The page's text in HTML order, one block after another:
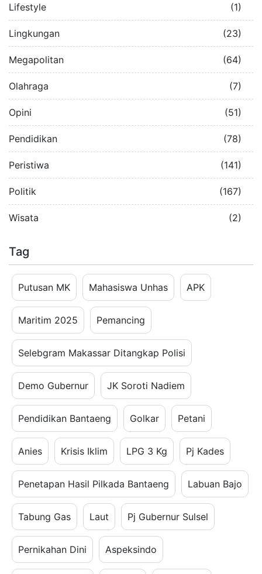
Lifestyle (1)
Lingkungan (23)
Megapolitan (64)
Olahraga (7)
Opini (51)
Pendidikan (78)
Peristiwa (141)
Politik (167)
Wisata (2)
Tag
Putusan MK Mahasiswa Unhas APK
Maritim 2025 Pemancing
Selebgram Makassar Ditangkap Polisi
Demo Gubernur JK Soroti Nadiem
Pendidikan Bantaeng Golkar Petani
Anies Krisis Iklim LPG 3 Kg Pj Kades
Penetapan Hasil Pilkada Bantaeng Labuan Bajo
Tabung Gas Laut Pj Gubernur Sulsel
Pernikahan Dini Aspeksindo